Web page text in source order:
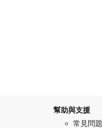
幫助與支援
常見問題